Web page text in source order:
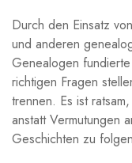
Durch den Einsatz
und anderen
Genealogen
richtigen Fragen
trennen. Es ist
anstatt Vermutungen
Geschichten zu